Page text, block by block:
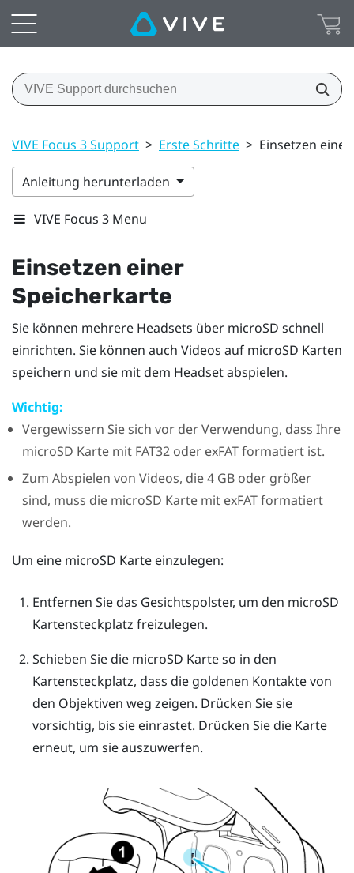
VIVE Focus 3 Support > Erste Schritte > Einsetzen
Anleitung herunterladen
VIVE Focus 3 Menu
Einsetzen einer
Speicherkarte
Sie können mehrere Headsets über microSD schnell
einrichten. Sie können auch Videos auf microSD Karten
speichern und sie mit dem Headset abspielen.
Wichtig:
Vergewissern Sie sich vor der Verwendung, dass Ihre
microSD Karte mit FAT32 oder exFAT formatiert ist.
Zum Abspielen von Videos, die 4 GB oder größer
sind, muss die microSD Karte mit exFAT formatiert
werden.
Um eine microSD Karte einzulegen:
Entfernen Sie das Gesichtspolster, um den microSD
Kartensteckplatz freizulegen.
Schieben Sie die microSD Karte so in den
Kartensteckplatz, dass die goldenen Kontakte von
den Objektiven weg zeigen. Drücken Sie sie
vorsichtig, bis sie einrastet. Drücken Sie die Karte
erneut, um sie auszuwerfen.